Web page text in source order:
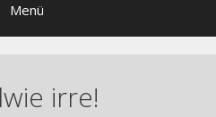
Menü
irre!